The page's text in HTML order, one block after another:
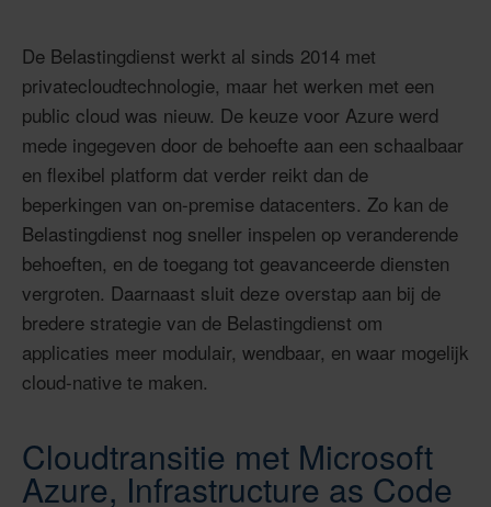
De Belastingdienst werkt al sinds 2014 met
privatecloudtechnologie, maar het werken met een
public cloud was nieuw. De keuze voor Azure werd
mede ingegeven door de behoefte aan een schaalbaar
en flexibel platform dat verder reikt dan de
beperkingen van on-premise datacenters. Zo kan de
Belastingdienst nog sneller inspelen op veranderende
behoeften, en de toegang tot geavanceerde diensten
vergroten. Daarnaast sluit deze overstap aan bij de
bredere strategie van de Belastingdienst om
applicaties meer modulair, wendbaar, en waar mogelijk
cloud-native te maken.
Cloudtransitie met Microsoft
Azure, Infrastructure as Code